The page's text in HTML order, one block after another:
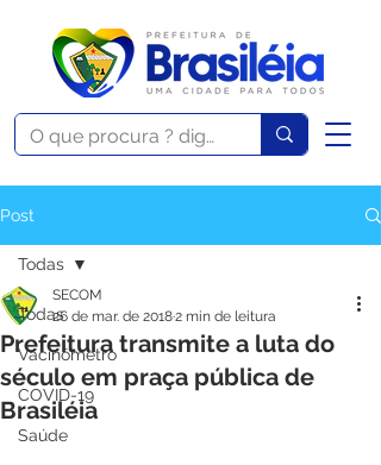
Post
Todas
Vacinômetro
COVID-19
Saúde
Todas
Prefeitura transmite a luta do
século em praça pública de
Brasiléia
SECOM
26 de mar. de 20182 min de leitura